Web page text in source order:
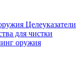
Целеуказатели
для чистки
оружия